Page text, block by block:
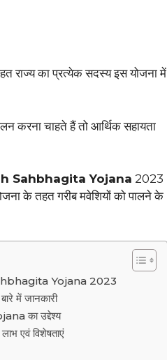
राज्य का प्रत्येक सदस्य इस योजना में
करना चाहते हैं तो आर्थिक सहायता
Sahbhagita Yojana 2023
के तहत गरीब मवेशियों को पालने के
Yojana 2023
में जानकारी
का उद्देश्य
एवं विशेषताएं